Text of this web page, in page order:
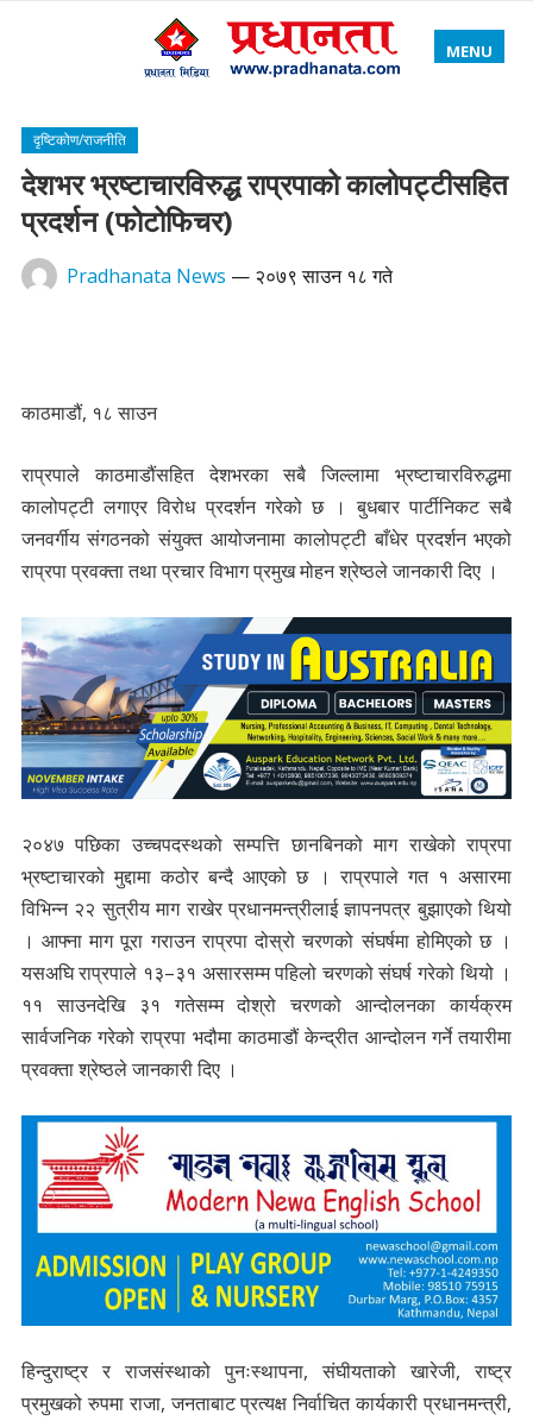
MENU
दृष्टिकोण/राजनीति
देशभर भ्रष्टाचारविरुद्ध राप्रपाको कालोपट्टीसहित
प्रदर्शन (फोटोफिचर)
Pradhanata News — २०७९ साउन १८ गते
काठमाडौं, १८ साउन
राप्रपाले काठमाडौंसहित देशभरका सबै जिल्लामा भ्रष्टाचारविरुद्धमा
कालोपट्टी लगाएर विरोध प्रदर्शन गरेको छ । बुधबार पार्टीनिकट सबै
जनवर्गीय संगठनको संयुक्त आयोजनामा कालोपट्टी बाँधेर प्रदर्शन भएको
राप्रपा प्रवक्ता तथा प्रचार विभाग प्रमुख मोहन श्रेष्ठले जानकारी दिए ।
२०४७ पछिका उच्चपदस्थको सम्पत्ति छानबिनको माग राखेको राप्रपा
भ्रष्टाचारको मुद्दामा कठोर बन्दै आएको छ । राप्रपाले गत १ असारमा
विभिन्न २२ सुत्रीय माग राखेर प्रधानमन्त्रीलाई ज्ञापनपत्र बुझाएको थियो
। आफ्ना माग पूरा गराउन राप्रपा दोस्रो चरणको संघर्षमा होमिएको छ ।
यसअघि राप्रपाले १३–३१ असारसम्म पहिलो चरणको संघर्ष गरेको थियो ।
११ साउनदेखि ३१ गतेसम्म दोश्रो चरणको आन्दोलनका कार्यक्रम
सार्वजनिक गरेको राप्रपा भदौमा काठमाडौं केन्द्रीत आन्दोलन गर्ने तयारीमा
प्रवक्ता श्रेष्ठले जानकारी दिए ।
हिन्दुराष्ट्र र राजसंस्थाको पुनःस्थापना, संघीयताको खारेजी, राष्ट्र
प्रमुखको रुपमा राजा, जनताबाट प्रत्यक्ष निर्वाचित कार्यकारी प्रधानमन्त्री,